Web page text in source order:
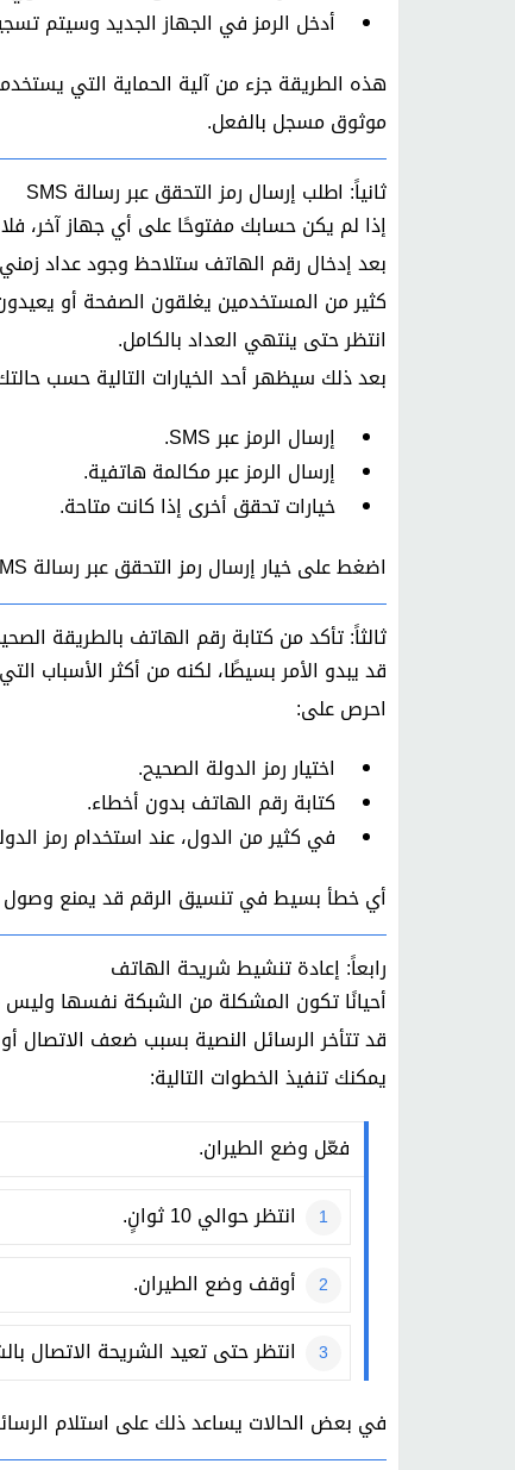
أدخل الرمز في الجهاز الجديد وسيتم
موثوق مسجل بالفعل.
ثانياً: اطلب إرسال رمز التحقق عبر رسالة SMS
إذا لم يكن حسابك مفتوحًا على أي جهاز آخر،
بعد إدخال رقم الهاتف ستلاحظ وجود عداد
كثير من المستخدمين يغلقون الصفحة أو
انتظر حتى ينتهي العداد بالكامل.
بعد ذلك سيظهر أحد الخيارات التالية حسب
إرسال الرمز عبر SMS.
إرسال الرمز عبر مكالمة هاتفية.
خيارات تحقق أخرى إذا كانت متاحة.
اضغط على خيار إرسال رمز التحقق عبر رسالة SMS وانتظر وصول الرسالة.
ثالثاً: تأكد من كتابة رقم الهاتف بالطريقة
قد يبدو الأمر بسيطًا، لكنه من أكثر الأسباب
احرص على:
اختيار رمز الدولة الصحيح.
كتابة رقم الهاتف بدون أخطاء.
في كثير من الدول، عند استخدام رمز
أي خطأ بسيط في تنسيق الرقم قد يمنع وصول
رابعاً: إعادة تنشيط شريحة الهاتف
أحيانًا تكون المشكلة من الشبكة نفسها وليس
قد تتأخر الرسائل النصية بسبب ضعف الاتصال
يمكنك تنفيذ الخطوات التالية:
فعّل وضع الطيران.
انتظر حوالي 10 ثوانٍ.
أوقف وضع الطيران.
انتظر حتى تعيد الشريحة الاتصال
في بعض الحالات يساعد ذلك على استلام